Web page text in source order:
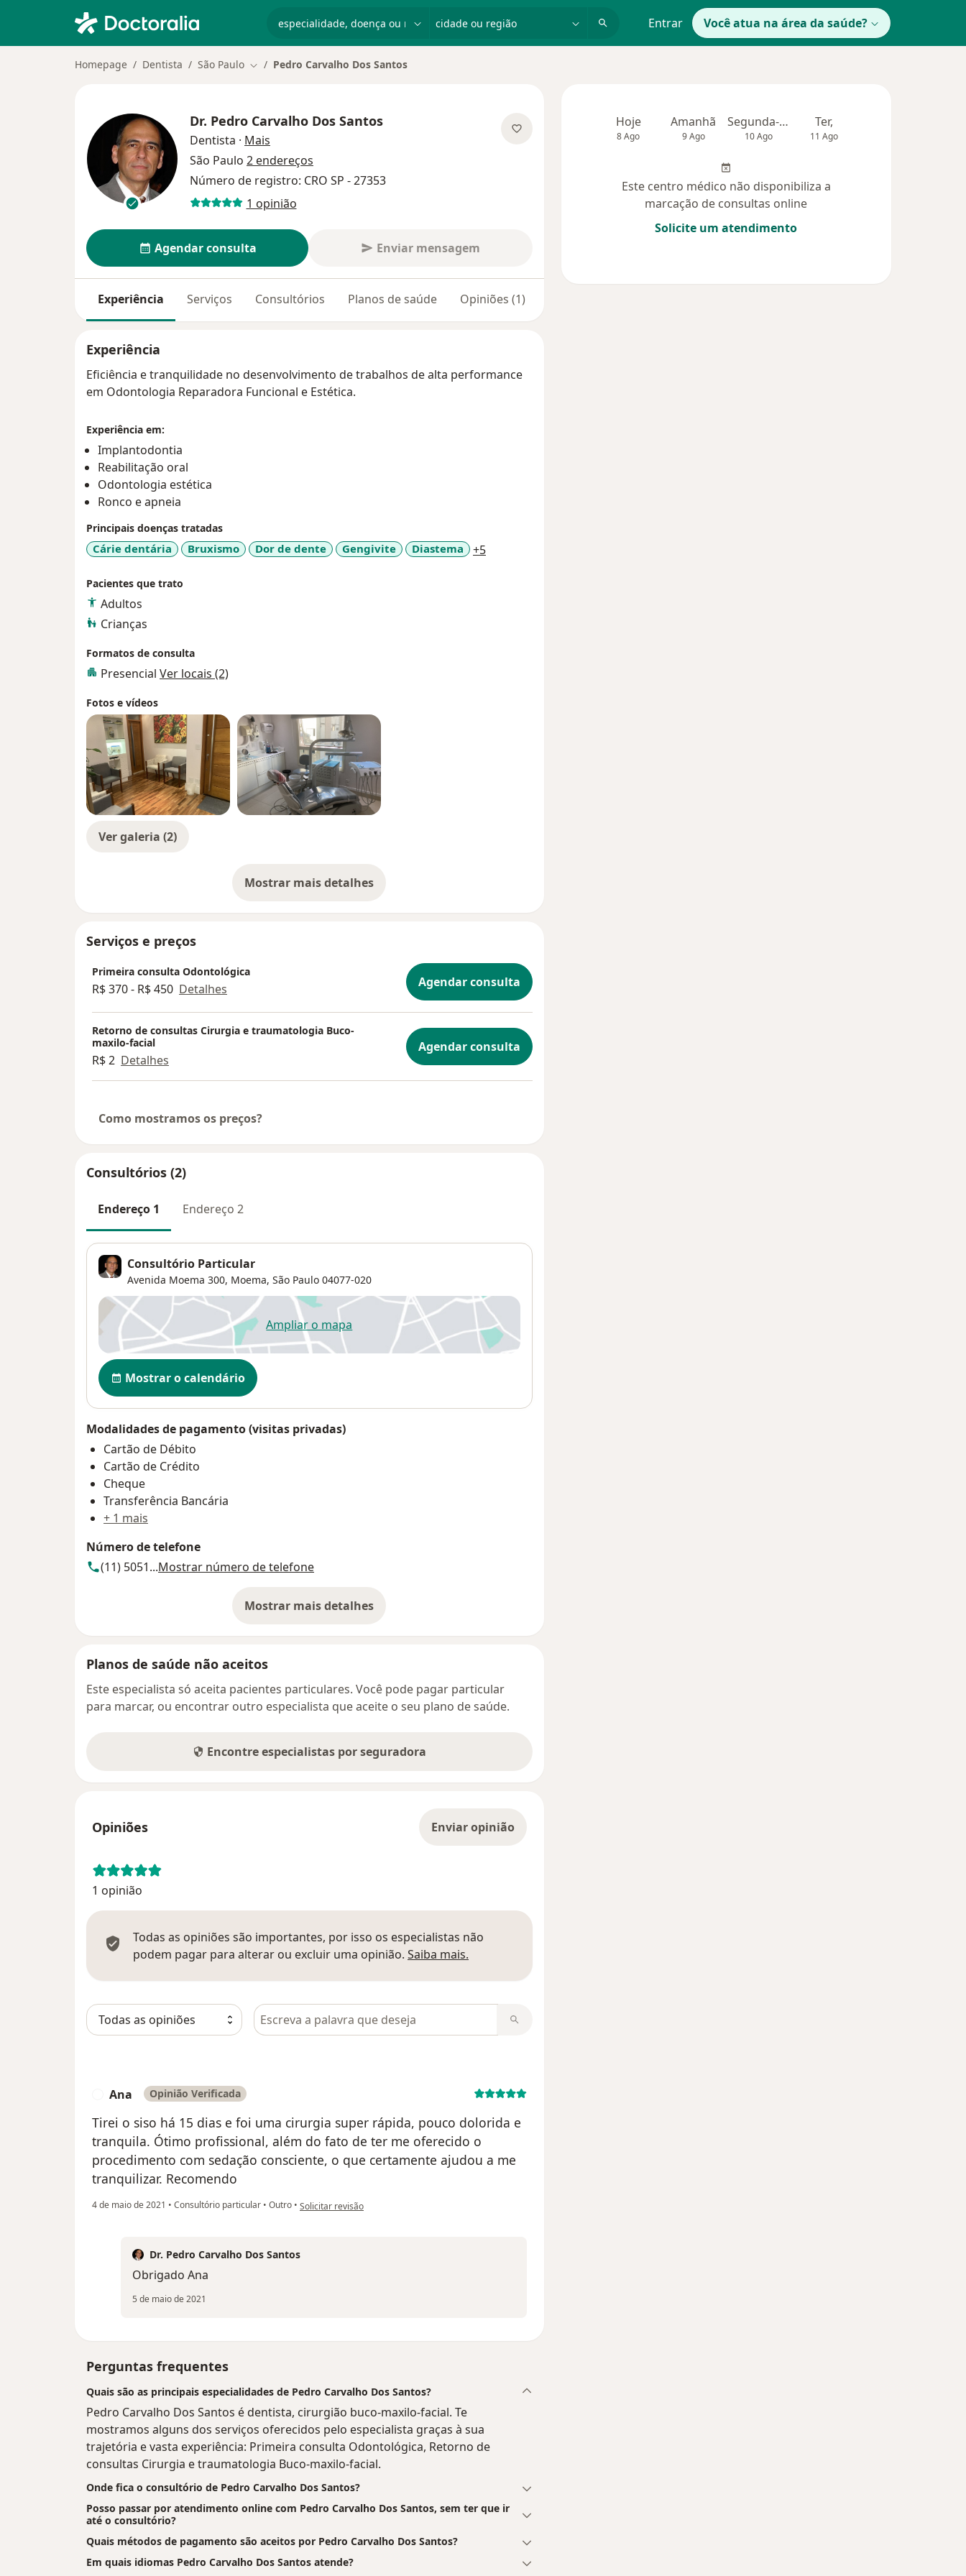
Entrar Você atua na área da saúde?
Homepage Dentista São Paulo Mudar de cidade
Pedro Carvalho Dos Santos
Dr. Pedro Carvalho Dos Santos
Dentista · Mais
São Paulo 2 endereços
Número de registro: CRO SP - 27353
1 opinião
Agendar consulta Enviar mensagem
Experiência Serviços Consultórios Planos de saúde Opiniões (1)
Experiência
Eficiência e tranquilidade no desenvolvimento de trabalhos de alta performance
em Odontologia Reparadora Funcional e Estética.
Experiência em:
Implantodontia
Reabilitação oral
Odontologia estética
Ronco e apneia
Principais doenças tratadas
Cárie dentária Bruxismo Dor de dente Gengivite Diastema +5a11y_sr_more_diseases
Pacientes que trato
Adultos
Crianças
Formatos de consulta
Presencial Ver locais (2)
Fotos e vídeos
Ver galeria (2)
Mostrar mais detalhes
sobre a experiência
Serviços e preços
Primeira consulta Odontológica
R$ 370 - R$ 450 Detalhes Agendar consulta
Retorno de consultas Cirurgia e traumatologia Buco-
maxilo-facial
R$ 2 Detalhes
Agendar consulta
Como mostramos os preços?
Consultórios (2)
Endereço 1 Endereço 2
Consultório Particular
Avenida Moema 300, Moema, São Paulo 04077-020
Ampliar o mapaabre num novo separador
Disponibilidade
Mostrar o calendário
Modalidades de pagamento (visitas privadas)
Cartão de Débito
Cartão de Crédito
Cheque
Transferência Bancária
+ 1 mais
Número de telefone
(11) 5051...Mostrar número de telefone
Mostrar mais detalhes
sobre o endereço
Planos de saúde não aceitos
Este especialista só aceita pacientes particulares. Você pode pagar particular
para marcar, ou encontrar outro especialista que aceite o seu plano de saúde.
Encontre especialistas por seguradora
Opiniões Enviar opinião
1 opinião
Todas as opiniões são importantes, por isso os especialistas não
podem pagar para alterar ou excluir uma opinião. Saiba mais.
Pesquisar em opiniões
Ana Opinião Verificada
Tirei o siso há 15 dias e foi uma cirurgia super rápida, pouco dolorida e
tranquila. Ótimo profissional, além do fato de ter me oferecido o
procedimento com sedação consciente, o que certamente ajudou a me
tranquilizar. Recomendo
4 de maio de 2021 • Consultório particular • Outro • na opinião do utilizador Ana
Solicitar revisão
Dr. Pedro Carvalho Dos Santos
Obrigado Ana
5 de maio de 2021
Perguntas frequentes
Quais são as principais especialidades de Pedro Carvalho Dos Santos?
Pedro Carvalho Dos Santos é dentista, cirurgião buco-maxilo-facial. Te
mostramos alguns dos serviços oferecidos pelo especialista graças à sua
trajetória e vasta experiência: Primeira consulta Odontológica, Retorno de
consultas Cirurgia e traumatologia Buco-maxilo-facial.
Onde fica o consultório de Pedro Carvalho Dos Santos?
Posso passar por atendimento online com Pedro Carvalho Dos Santos, sem ter que ir
até o consultório?
Quais métodos de pagamento são aceitos por Pedro Carvalho Dos Santos?
Em quais idiomas Pedro Carvalho Dos Santos atende?
Hoje
8 Ago
Amanhã
9 Ago
Segunda-feira
10 Ago
Ter,
11 Ago
Este centro médico não disponibiliza a
marcação de consultas online
Solicite um atendimento